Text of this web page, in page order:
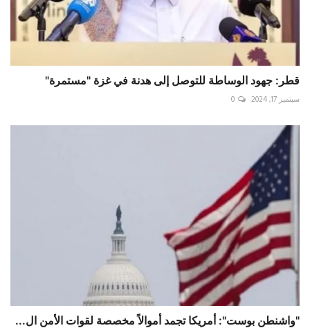
قطر: جهود الوساطة للتوصل إلى هدنة في غزة "مستمرة"
سبتمبر 17, 2024 0
"واشنطن بوست": أمريكا تجمد أموالاً مخصصة لقوات الأمن ال...